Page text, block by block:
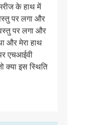
के हाथ में
पर लगा और
पर लगा और
और मेरा हाथ
एचआईवी
क्या इस स्थिति